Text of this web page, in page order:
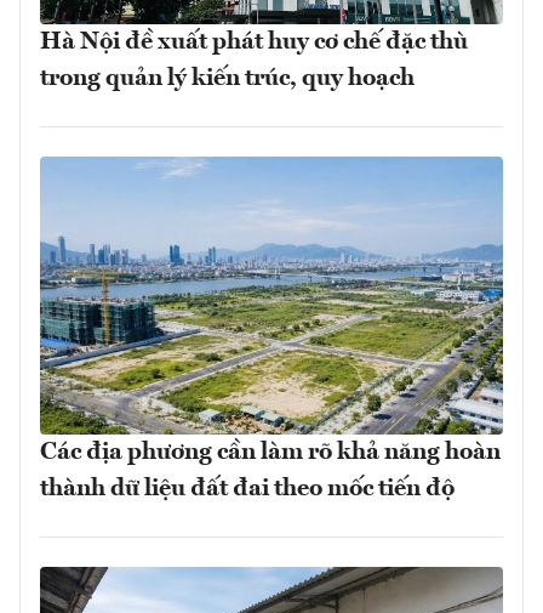
Hà Nội đề xuất phát huy cơ chế đặc thù
trong quản lý kiến trúc, quy hoạch
Các địa phương cần làm rõ khả năng hoàn
thành dữ liệu đất đai theo mốc tiến độ